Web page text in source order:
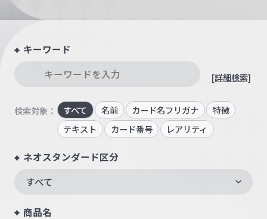
キーワード
[詳細検索]
検索対象： すべて 名前 カード名フリガナ
特徴
テキスト
カード番号 レアリティ
ネオスタンダード区分
すべて
商品名